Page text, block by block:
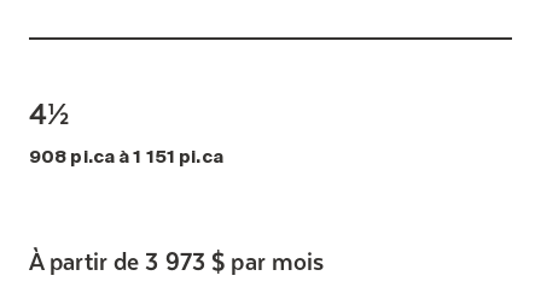
4½
908 pi.ca à 1 151 pi.ca
À partir de 3 973 $ par mois